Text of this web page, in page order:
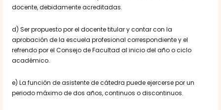
docente, debidamente acreditadas.
d) Ser propuesto por el docente titular y contar con la
aprobación de la escuela profesional correspondiente y el
refrendo por el Consejo de Facultad al inicio del año o ciclo
académico.
e) La función de asistente de cátedra puede ejercerse por un
periodo máximo de dos años, continuos o discontinuos.